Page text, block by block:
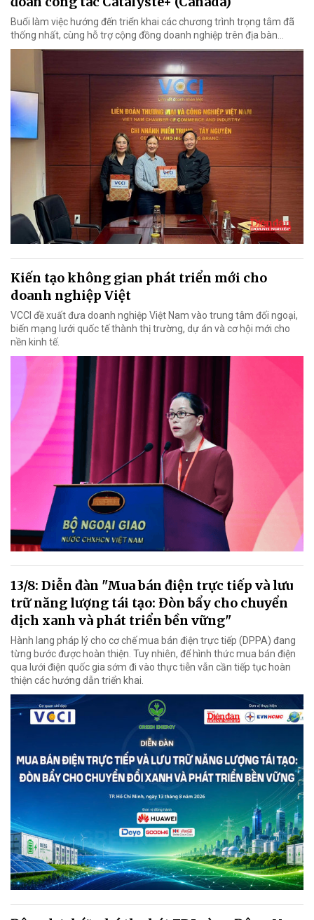
Buổi làm việc hướng đến triển khai các chương trình trọng tâm đã
thống nhất, cùng hỗ trợ cộng đồng doanh nghiệp trên địa bàn...
Kiến tạo không gian phát triển mới cho
doanh nghiệp Việt
VCCI đề xuất đưa doanh nghiệp Việt Nam vào trung tâm đối ngoại,
biến mạng lưới quốc tế thành thị trường, dự án và cơ hội mới cho
nền kinh tế.
13/8: Diễn đàn "Mua bán điện trực tiếp và lưu
trữ năng lượng tái tạo: Đòn bẩy cho chuyển
dịch xanh và phát triển bền vững"
Hành lang pháp lý cho cơ chế mua bán điện trực tiếp (DPPA) đang
từng bước được hoàn thiện. Tuy nhiên, để hình thức mua bán điện
qua lưới điện quốc gia sớm đi vào thực tiễn vẫn cần tiếp tục hoàn
thiện các hướng dẫn triển khai.